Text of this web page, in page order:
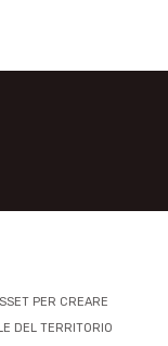
PER CREARE
DEL TERRITORIO